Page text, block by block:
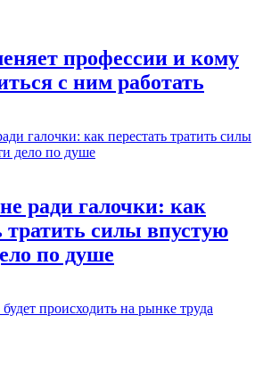
профессии и кому
с ним работать
ради галочки: как
тратить силы впустую
по душе